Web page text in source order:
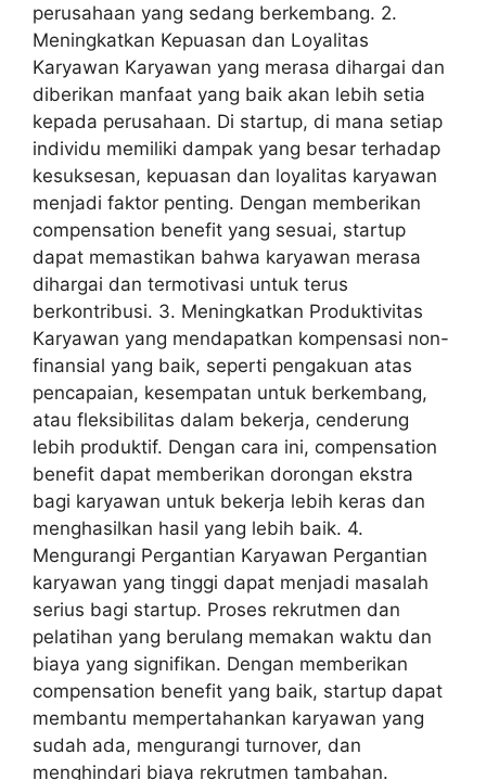
perusahaan yang sedang berkembang. 2.
Meningkatkan Kepuasan dan Loyalitas
Karyawan Karyawan yang merasa dihargai dan
diberikan manfaat yang baik akan lebih setia
kepada perusahaan. Di startup, di mana setiap
individu memiliki dampak yang besar terhadap
kesuksesan, kepuasan dan loyalitas karyawan
menjadi faktor penting. Dengan memberikan
compensation benefit yang sesuai, startup
dapat memastikan bahwa karyawan merasa
dihargai dan termotivasi untuk terus
berkontribusi. 3. Meningkatkan Produktivitas
Karyawan yang mendapatkan kompensasi non-
finansial yang baik, seperti pengakuan atas
pencapaian, kesempatan untuk berkembang,
atau fleksibilitas dalam bekerja, cenderung
lebih produktif. Dengan cara ini, compensation
benefit dapat memberikan dorongan ekstra
bagi karyawan untuk bekerja lebih keras dan
menghasilkan hasil yang lebih baik. 4.
Mengurangi Pergantian Karyawan Pergantian
karyawan yang tinggi dapat menjadi masalah
serius bagi startup. Proses rekrutmen dan
pelatihan yang berulang memakan waktu dan
biaya yang signifikan. Dengan memberikan
compensation benefit yang baik, startup dapat
membantu mempertahankan karyawan yang
sudah ada, mengurangi turnover, dan
menghindari biaya rekrutmen tambahan.